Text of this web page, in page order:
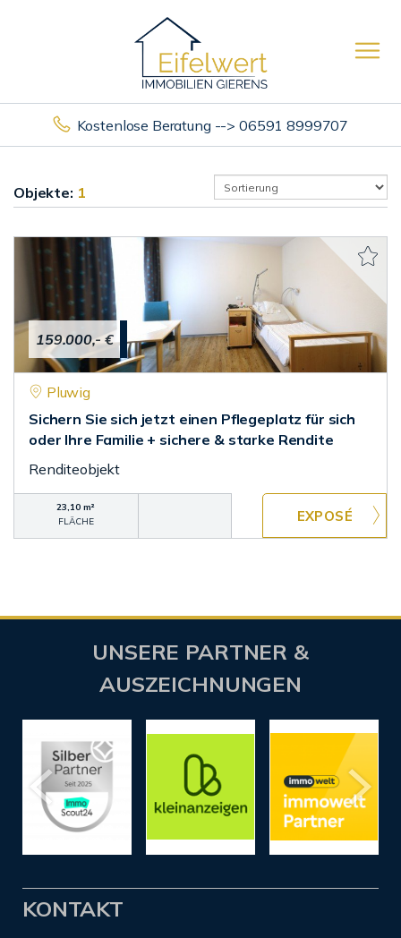
Kostenlose Beratung --> 06591 8999707
Objekte: 1
159.000,- €
Pluwig
Sichern Sie sich jetzt einen Pflegeplatz für sich
oder Ihre Familie + sichere & starke Rendite
Renditeobjekt
23,10 m²
FLÄCHE
UNSERE PARTNER &
AUSZEICHNUNGEN
KONTAKT